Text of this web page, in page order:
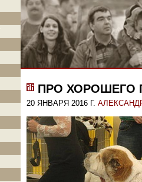
ПРО ХОРОШЕГО
20 ЯНВАРЯ 2016 Г.